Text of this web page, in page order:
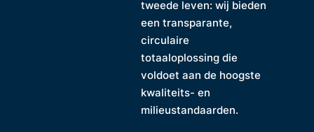
tweede leven: wij bieden
een transparante,
circulaire
totaaloplossing die
voldoet aan de hoogste
kwaliteits- en
milieustandaarden.